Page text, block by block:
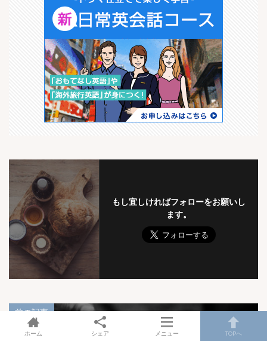
もし宜しければフォローをお願いし
ます。
前の記事
ホーム シェア メニュー TOPへ